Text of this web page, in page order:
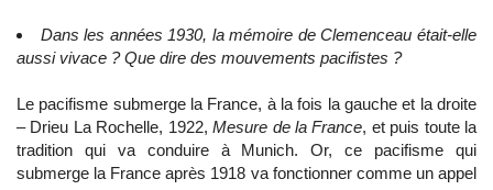
Dans les années 1930, la mémoire de Clemenceau était-elle
aussi vivace ? Que dire des mouvements pacifistes ?
Le pacifisme submerge la France, à la fois la gauche et la droite
– Drieu La Rochelle, 1922,Mesure de la France, et puis toute la
tradition qui va conduire à Munich. Or, ce pacifisme qui
submerge la France après 1918 va fonctionner comme un appel